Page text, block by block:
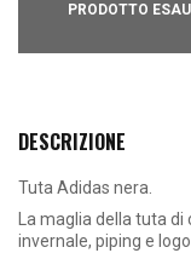
PRODOTTO
DESCRIZIONE
Tuta Adidas nera.
La maglia della tuta di
invernale, piping e